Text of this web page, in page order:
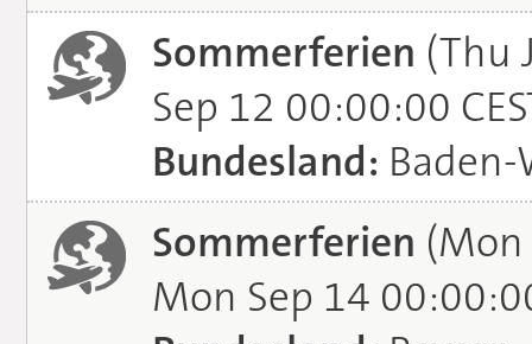
Sommerferien (Thu
Sep 12 00:00:00
Bundesland:
Sommerferien (Mon
Mon Sep 14